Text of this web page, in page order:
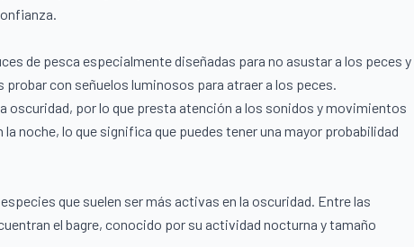
de pesca especialmente diseñadas para no asustar a los peces y
con señuelos luminosos para atraer a los peces.
oscuridad, por lo que presta atención a los sonidos y movimientos
noche, lo que significa que puedes tener una mayor probabilidad
que suelen ser más activas en la oscuridad. Entre las
el bagre, conocido por su actividad nocturna y tamaño